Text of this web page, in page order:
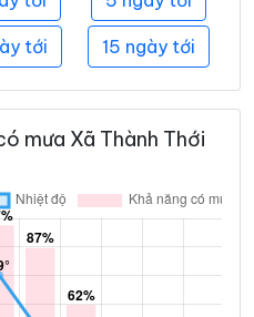
tới 15 ngày tới
mưa Xã Thành Thới